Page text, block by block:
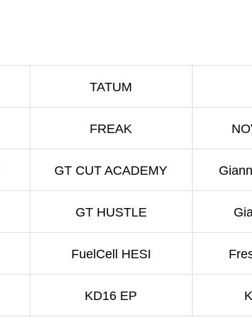
TATUM
FREAK
GT CUT ACADEMY
GT HUSTLE
FuelCell HESI
KD16 EP